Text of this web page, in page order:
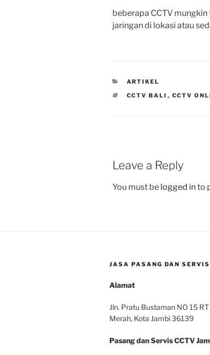
beberapa CCTV
jaringan di lokasi atau
CATEGORIES
ARTIKEL
TAGS
CCTV BALI , CCTV
Leave a Reply
You must be logged into
JASA PASANG DAN
Alamat
Jln. Pratu Bustaman NO 15
Merah, Kota Jambi 36139
Pasang dan Servis CCTV